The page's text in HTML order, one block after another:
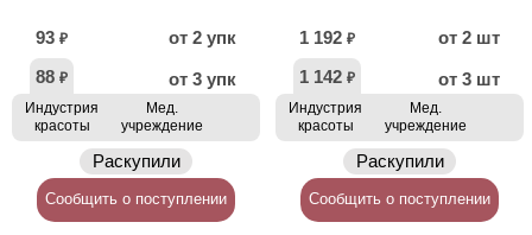
93 ₽
от 2 упк
88 ₽ от 3 упк
Индустрия
красоты
Мед.
учреждение
Раскупили
Сообщить о поступлении
1 192 ₽
от 2 шт
1 142 ₽ от 3 шт
Индустрия
красоты
Мед.
учреждение
Раскупили
Сообщить о поступлении